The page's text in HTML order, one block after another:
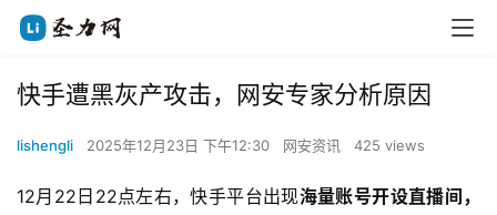
快手遭黑灰产攻击，网安专家分析原因
lishengli 2025年12月23日 下午12:30 网安资讯 425 views
12月22日22点左右，快手平台出现海量账号开设直播间，